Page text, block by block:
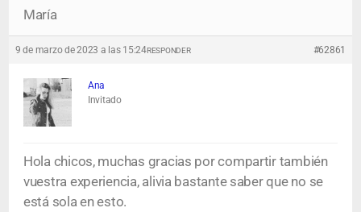
María
9 de marzo de 2023 a las 15:24 #62861
RESPONDER
Ana
Invitado
Hola chicos, muchas gracias por compartir también
vuestra experiencia, alivia bastante saber que no se
está sola en esto.